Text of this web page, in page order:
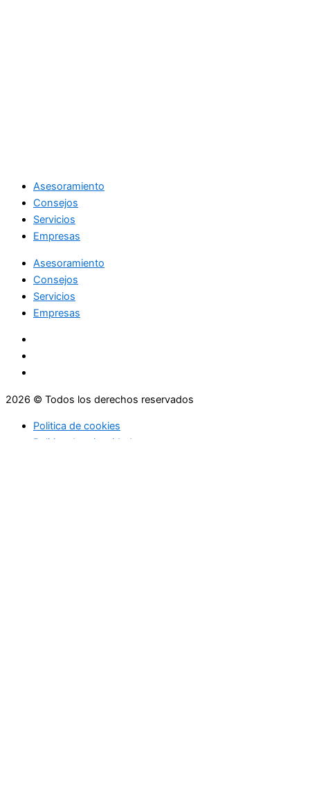
Asesoramiento
Consejos
Servicios
Empresas
Asesoramiento
Consejos
Servicios
Empresas
2026 © Todos los derechos reservados
Politica de cookies
Politica de privacidad